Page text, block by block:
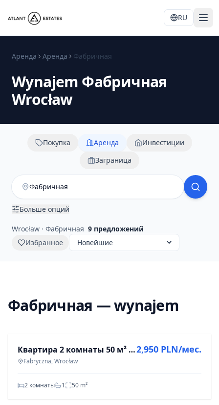
RU
Аренда Аренда Фабричная
Wynajem Фабричная
Wrocław
Покупка Аренда
Инвестиции
Заграница
Больше опций
Wrocław · Фабричная 9 предложений
Избранное
Фабричная — wynajem
Квартира 2 комнаты 50 м² в Фабричной, Вроцлав
Fabryczna, Wrocław
2,950 PLN/мес.
2 комнаты 1 50 m²